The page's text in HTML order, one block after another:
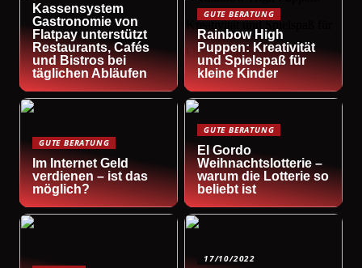
Kassensystem
Gastronomie von
Flatpay unterstützt
Restaurants, Cafés
und Bistros bei
täglichen Abläufen
GUTE BERATUNG
Rainbow High
Puppen: Kreativität
und Spielspaß für
kleine Kinder
GUTE BERATUNG
Im Internet Geld
verdienen – ist das
möglich?
GUTE BERATUNG
El Gordo
Weihnachtslotterie –
warum die Lotterie so
beliebt ist
17/10/2022